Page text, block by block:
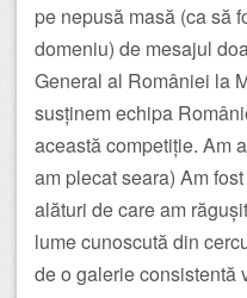
pe nepusă masă (ca să
domeniu) de mesajul
General al României la
susținem echipa
această competiție. Am
am plecat seara) Am
alături de care am
lume cunoscută din
de o galerie consistentă